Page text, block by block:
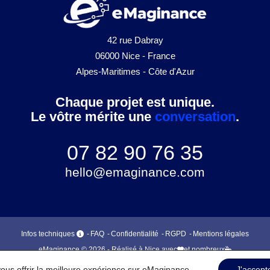
42 rue Dabray
06000 Nice - France
Alpes-Maritimes - Côte d'Azur
Chaque projet est unique.
Le vôtre mérite une conversation.
07 82 90 76 35
hello@emaginance.com
Infos techniques FAQ Confidentialité RGPD
Mentions légales
eMaginance © 2026 - Réalisé à Nice avec
et nombreux